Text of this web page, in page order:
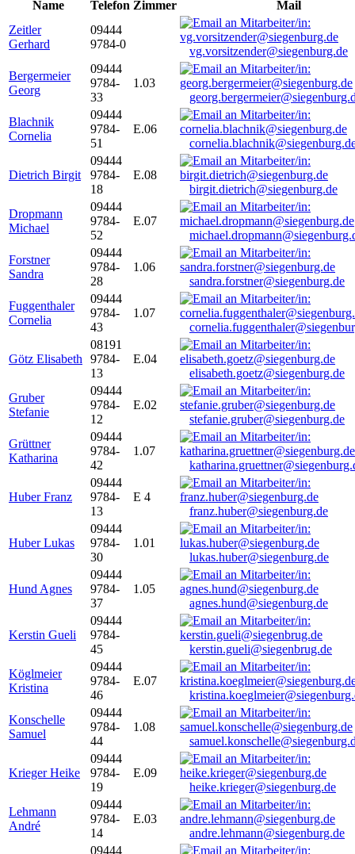
Name
Telefon Zimmer
Mail
Zeitler
Gerhard
09444
9784-0
vg.vorsitzender@siegenburg.de
Bergermeier
Georg
09444
9784-
33
1.03
Blachnik
Cornelia
09444
9784-
51
E.06
Dietrich Birgit
09444
9784-
18
E.08
birgit.dietrich@siegenburg.de
Dropmann
Michael
09444
9784-
52
E.07
Forstner
Sandra
09444
9784-
28
1.06
sandra.forstner@siegenburg.de
Fuggenthaler
Cornelia
09444
9784-
43
1.07
Götz Elisabeth
08191
9784-
13
E.04
elisabeth.goetz@siegenburg.de
Gruber
Stefanie
09444
9784-
12
E.02
stefanie.gruber@siegenburg.de
Grüttner
Katharina
09444
9784-
42
1.07
Huber Franz
09444
9784-
13
E 4
franz.huber@siegenburg.de
Huber Lukas
09444
9784-
30
1.01
lukas.huber@siegenburg.de
Hund Agnes
09444
9784-
37
1.05
agnes.hund@siegenburg.de
Kerstin Gueli
09444
9784-
45
kerstin.gueli@siegenbrug.de
Köglmeier
Kristina
09444
9784-
46
E.07
Konschelle
Samuel
09444
9784-
44
1.08
Krieger Heike
09444
9784-
19
E.09
heike.krieger@siegenburg.de
Lehmann
André
09444
9784-
14
E.03
andre.lehmann@siegenburg.de
09444